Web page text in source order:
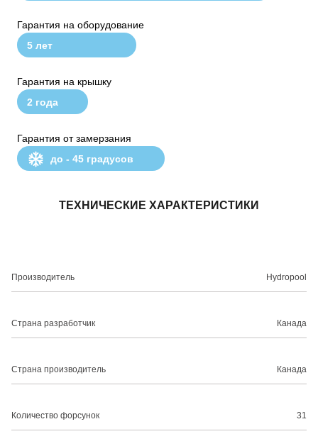
Гарантия на оборудование
5 лет
Гарантия на крышку
2 года
Гарантия от замерзания
до - 45 градусов
ТЕХНИЧЕСКИЕ ХАРАКТЕРИСТИКИ
Производитель Hydropool
Страна разработчик Канада
Страна производитель Канада
Количество форсунок 31